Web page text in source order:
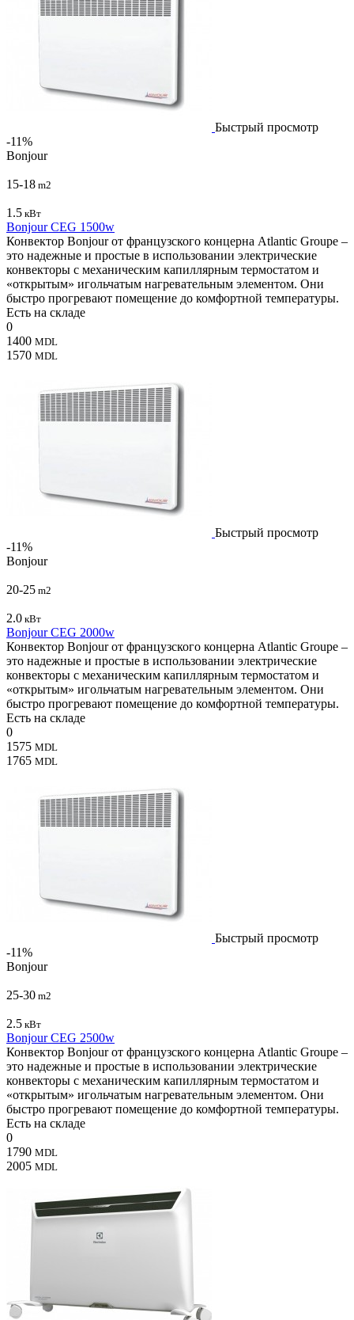
Быстрый просмотр
-11%
Bonjour
15-18 m2
1.5 кВт
Bonjour CEG 1500w
Конвектор Bonjour от французского концерна Atlantic Groupe –
это надежные и простые в использовании электрические
конвекторы с механическим капиллярным термостатом и
«открытым» игольчатым нагревательным элементом. Они
быстро прогревают помещение до комфортной температуры.
Есть на складе
0
1400 MDL
1570 MDL
Быстрый просмотр
-11%
Bonjour
20-25 m2
2.0 кВт
Bonjour CEG 2000w
Конвектор Bonjour от французского концерна Atlantic Groupe –
это надежные и простые в использовании электрические
конвекторы с механическим капиллярным термостатом и
«открытым» игольчатым нагревательным элементом. Они
быстро прогревают помещение до комфортной температуры.
Есть на складе
0
1575 MDL
1765 MDL
Быстрый просмотр
-11%
Bonjour
25-30 m2
2.5 кВт
Bonjour CEG 2500w
Конвектор Bonjour от французского концерна Atlantic Groupe –
это надежные и простые в использовании электрические
конвекторы с механическим капиллярным термостатом и
«открытым» игольчатым нагревательным элементом. Они
быстро прогревают помещение до комфортной температуры.
Есть на складе
0
1790 MDL
2005 MDL